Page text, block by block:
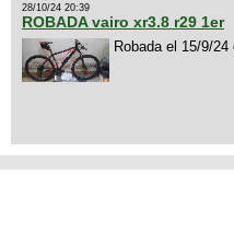
28/10/24 20:39
ROBADA vairo xr3.8 r29 1er
Robada el 15/9/